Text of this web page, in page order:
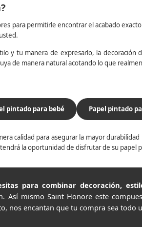
para permitirle encontrar el acabado
y tu manera de expresarlo, la
de manera natural acotando lo que
pintado para bebé Papel pintado
calidad para asegurar la mayor
la oportunidad de disfrutar de su papel
para combinar decoración,
Así mismo Saint Honore este
nos encantan que tu compra sea todo